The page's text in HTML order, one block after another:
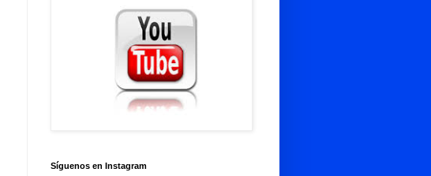
Síguenos en Instagram